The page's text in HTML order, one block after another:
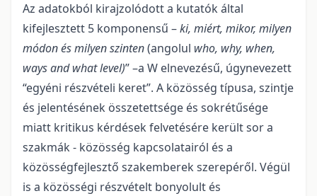
Az adatokból kirajzolódott a kutatók által
kifejlesztett 5 komponensű –ki, miért, mikor, milyen
módon és milyen szinten(angolul who, why, when,
ways and what level)” –a W elnevezésű, úgynevezett
“egyéni részvételi keret”. A közösség típusa, szintje
és jelentésének összetettsége és sokrétűsége
miatt kritikus kérdések felvetésére került sor a
szakmák - közösség kapcsolatairól és a
közösségfejlesztő szakemberek szerepéről. Végül
is a közösségi részvételt bonyolult és